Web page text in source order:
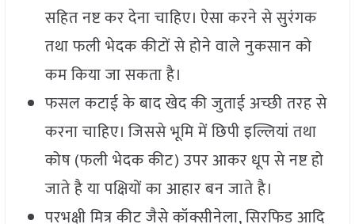
सहित नष्ट कर देना चाहिए। ऐसा करने से सुरंगक
तथा फली भेदक कीटों से होने वाले नुकसान को
कम किया जा सकता है।
फसल कटाई के बाद खेद की जुताई अच्छी तरह से
करना चाहिए। जिससे भूमि में छिपी इल्लियां तथा
कोष (फली भेदक कीट) उपर आकर धूप से नष्ट हो
जाते है या पक्षियों का आहार बन जाते है।
परभक्षी मित्र कीट जैसे कॉक्सीनेला, सिरफिड आदि